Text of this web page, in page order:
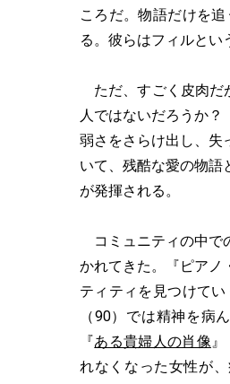
ころだ。物語だけを
る。彼らはフィルとい
ただ、すごく皮肉だ
人ではないだろうか
弱さをさらけ出し、失
いて、残酷な愛の物語
が発揮される。
コミュニティの中で
かれてきた。『ピアノ
ティティを見つけて
（90）では精神を病
『ある貴婦人の肖像』
れなくなった女性が